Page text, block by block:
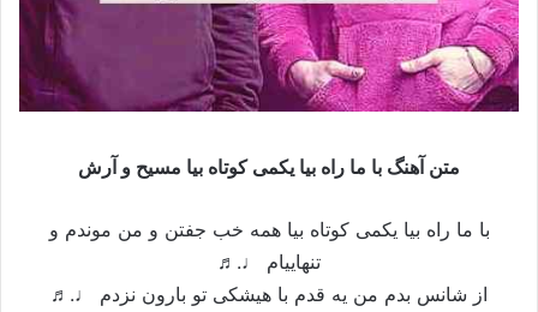
متن آهنگ با ما راه بیا یکمی کوتاه بیا مسیح و آرش
با ما راه بیا یکمی کوتاه بیا همه خب جفتن و من موندم و
تنهاییام ♩.♬
از شانس بدم من یه قدم با هیشکی تو بارون نزدم ♩.♬